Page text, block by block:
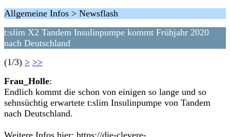
Allgemeine Infos > Newsflash
t:slim X2 Tandem Insulinpumpe kommt Frühjahr 2020
nach Deutschland
(1/3) > >>
Frau_Holle:
Endlich kommt die schon von einigen so lange und so
sehnsüchtig erwartete t:slim Insulinpumpe von Tandem
nach Deutschland.
Weitere Infos hier: https://die-clevere-